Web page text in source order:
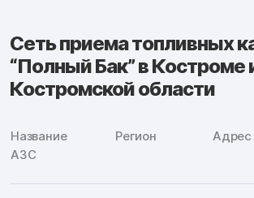
Сеть приема топливных
“Полный Бак” в Костроме
Костромской области
Название
АЗС
Регион Адрес